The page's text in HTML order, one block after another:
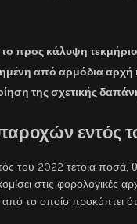
προς κάλυψη
από αρμόδια αρχή
της σχετικής
εντός
του 2022 τέτοια ποσά,
στις φορολογικές
από το οποίο προκύπτει